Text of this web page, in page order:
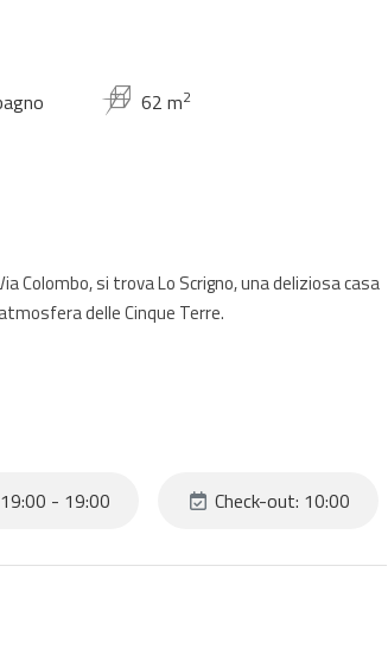
62 m2
Colombo, si trova Lo Scrigno, una deliziosa casa
delle Cinque Terre.
- 19:00 Check-out: 10:00